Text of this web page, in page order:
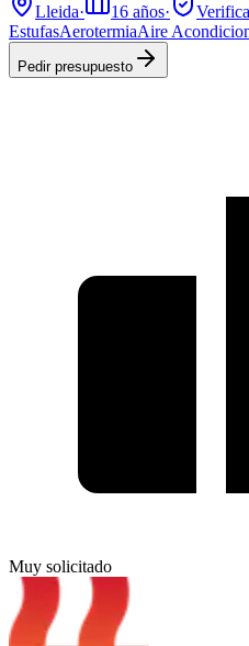
Lleida· 16 años·
EstufasAerotermiaAire
Pedir presupuesto
Muy solicitado